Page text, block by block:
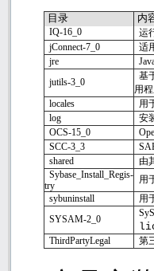
目录 内
IQ-16_0
运
jConnect-7_0
适
jre
jutils-3_0
基
用程
locales
用
log
安
OCS-15_0
SCC-3_3
shared
由
Sybase_Install_Regis-
try
用
sybuninstall
用
SYSAM-2_0
ThirdPartyLegal
第